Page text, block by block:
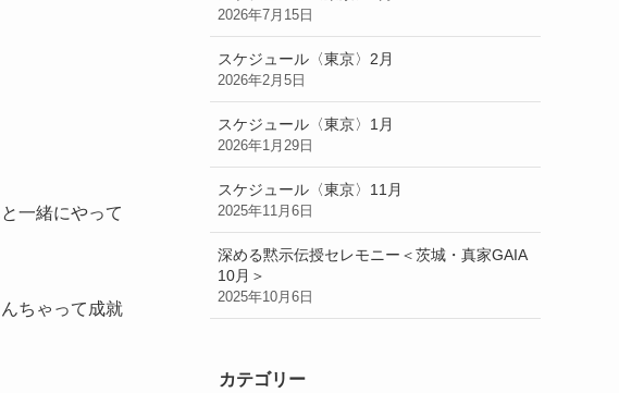
一緒にやって
ちゃって成就
2026年7月15日
スケジュール〈東京〉2月
2026年2月5日
スケジュール〈東京〉1月
2026年1月29日
スケジュール〈東京〉11月
2025年11月6日
深める黙示伝授セレモニー＜茨城・真家GAIA
10月＞
2025年10月6日
カテゴリー